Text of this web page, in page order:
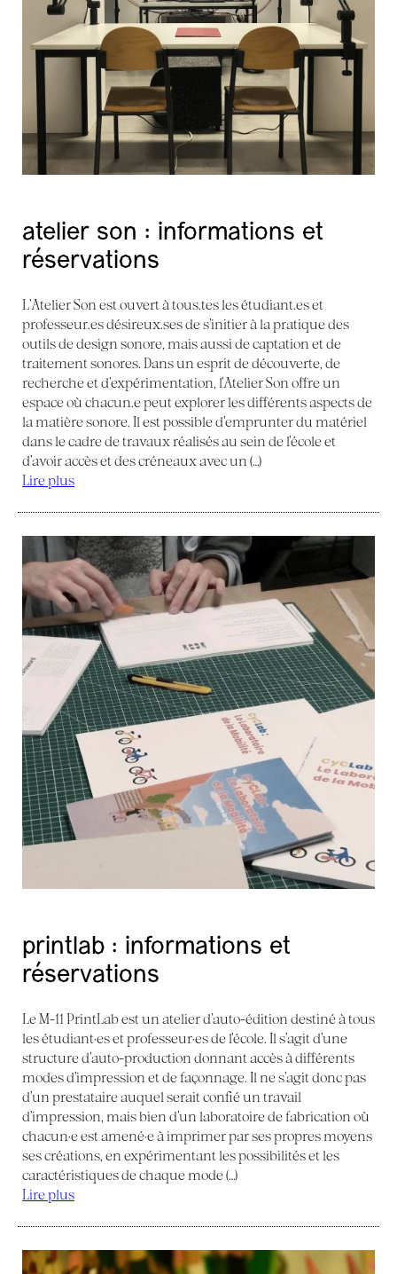
atelier son : informations et
réservations
L’Atelier Son est ouvert à tous.tes les étudiant.es et
professeur.es désireux.ses de s’initier à la pratique des
outils de design sonore, mais aussi de captation et de
traitement sonores. Dans un esprit de découverte, de
recherche et d’expérimentation, l’Atelier Son offre un
espace où chacun.e peut explorer les différents aspects de
la matière sonore. Il est possible d’emprunter du matériel
dans le cadre de travaux réalisés au sein de l’école et
d’avoir accès et des créneaux avec un (…)
Lire plus
printlab : informations et
réservations
Le M-11 PrintLab est un atelier d’auto-édition destiné à tous
les étudiant·es et professeur·es de l’école. Il s’agit d’une
structure d’auto-production donnant accès à différents
modes d’impression et de façonnage. Il ne s’agit donc pas
d’un prestataire auquel serait confié un travail
d’impression, mais bien d’un laboratoire de fabrication où
chacun·e est amené·e à imprimer par ses propres moyens
ses créations, en expérimentant les possibilités et les
caractéristiques de chaque mode (…)
Lire plus